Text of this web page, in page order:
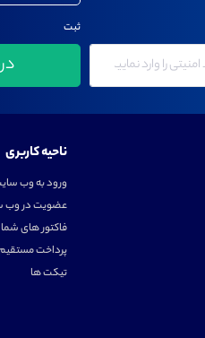
ثبت
ناحیه کاربری
ورود به وب
عضویت در وب
فاکتور های شما
پرداخت
تیکت ها